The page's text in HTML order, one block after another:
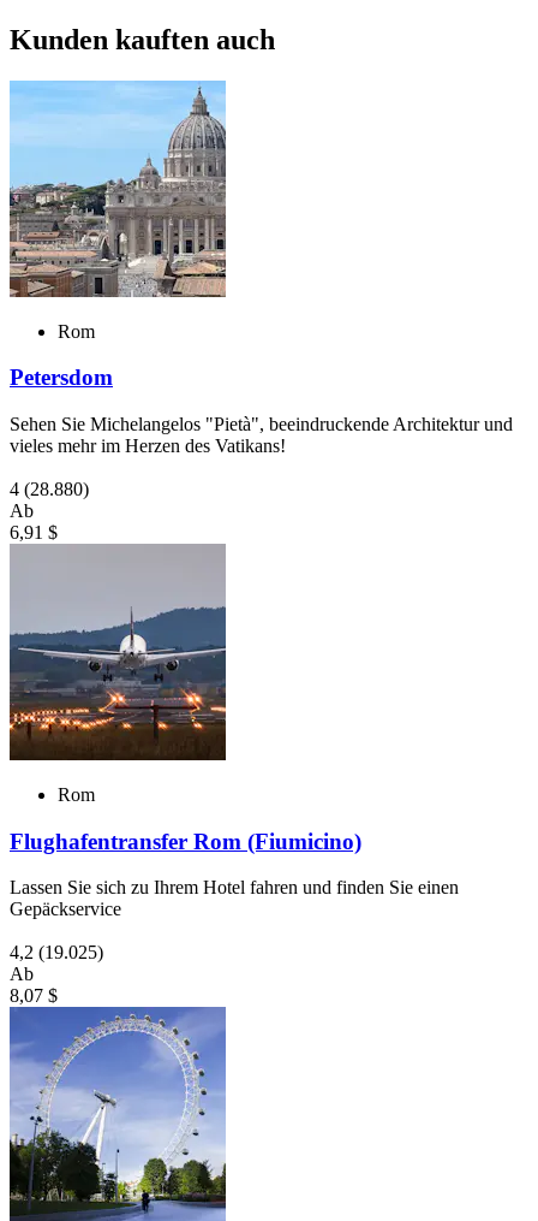
Kunden kauften auch
Rom
Petersdom
Sehen Sie Michelangelos "Pietà", beeindruckende Architektur und
vieles mehr im Herzen des Vatikans!
4 (28.880)
Ab
6,91 $
Rom
Flughafentransfer Rom (Fiumicino)
Lassen Sie sich zu Ihrem Hotel fahren und finden Sie einen
Gepäckservice
4,2 (19.025)
Ab
8,07 $